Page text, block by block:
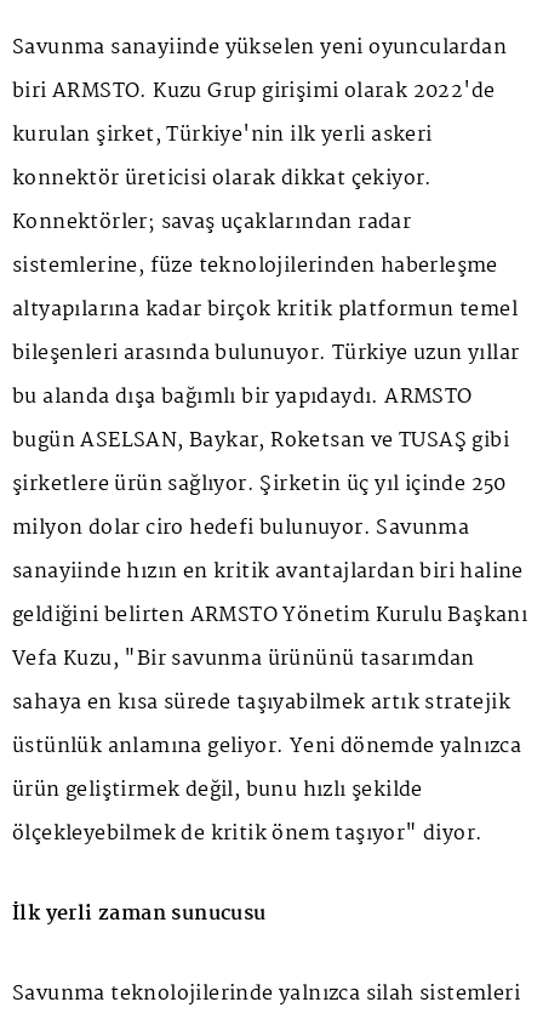
Savunma sanayiinde yükselen yeni oyunculardan
biri ARMSTO. Kuzu Grup girişimi olarak 2022'de
kurulan şirket, Türkiye'nin ilk yerli askeri
konnektör üreticisi olarak dikkat çekiyor.
Konnektörler; savaş uçaklarından radar
sistemlerine, füze teknolojilerinden haberleşme
altyapılarına kadar birçok kritik platformun temel
bileşenleri arasında bulunuyor. Türkiye uzun yıllar
bu alanda dışa bağımlı bir yapıdaydı. ARMSTO
bugün ASELSAN, Baykar, Roketsan ve TUSAŞ gibi
şirketlere ürün sağlıyor. Şirketin üç yıl içinde 250
milyon dolar ciro hedefi bulunuyor. Savunma
sanayiinde hızın en kritik avantajlardan biri haline
geldiğini belirten ARMSTO Yönetim Kurulu Başkanı
Vefa Kuzu, "Bir savunma ürününü tasarımdan
sahaya en kısa sürede taşıyabilmek artık stratejik
üstünlük anlamına geliyor. Yeni dönemde yalnızca
ürün geliştirmek değil, bunu hızlı şekilde
ölçekleyebilmek de kritik önem taşıyor" diyor.
İlk yerli zaman sunucusu
Savunma teknolojilerinde yalnızca silah sistemleri